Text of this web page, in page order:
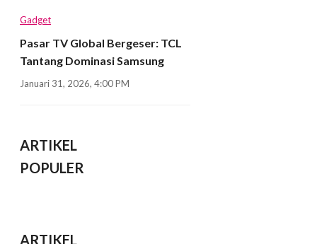
Gadget
Pasar TV Global Bergeser: TCL
Tantang Dominasi Samsung
Januari 31, 2026, 4:00 PM
ARTIKEL
POPULER
ARTIKEL